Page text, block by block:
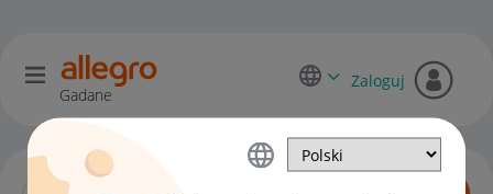
Gadane
Zaloguj